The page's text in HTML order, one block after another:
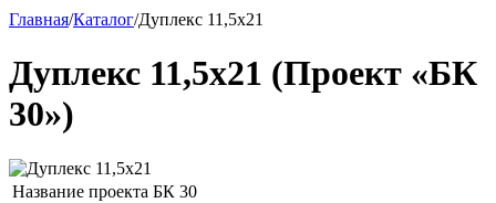
Главная/Каталог/Дуплекс 11,5х21
Дуплекс 11,5х21 (Проект «БК
30»)
Название проекта БК 30